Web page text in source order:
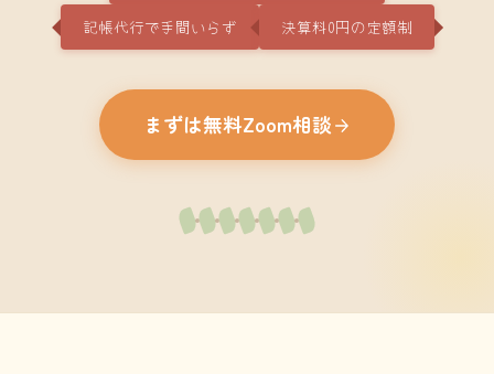
記帳代行で手間いらず 決算料0円の定額制
まずは無料Zoom相談